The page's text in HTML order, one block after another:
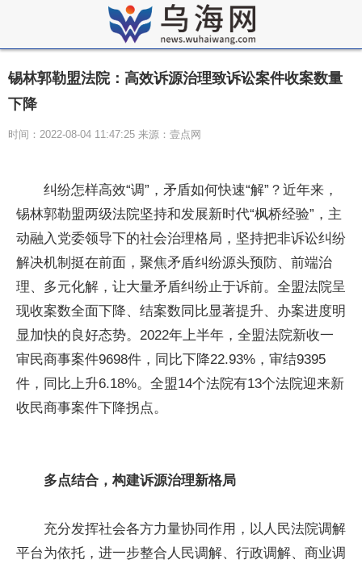
锡林郭勒盟法院：高效诉源治理致诉讼案件收案数量
下降
时间：2022-08-04 11:47:25 来源：壹点网
纠纷怎样高效“调”，矛盾如何快速“解”？近年来，
锡林郭勒盟两级法院坚持和发展新时代“枫桥经验”，主
动融入党委领导下的社会治理格局，坚持把非诉讼纠纷
解决机制挺在前面，聚焦矛盾纠纷源头预防、前端治
理、多元化解，让大量矛盾纠纷止于诉前。全盟法院呈
现收案数全面下降、结案数同比显著提升、办案进度明
显加快的良好态势。2022年上半年，全盟法院新收一
审民商事案件9698件，同比下降22.93%，审结9395
件，同比上升6.18%。全盟14个法院有13个法院迎来新
收民商事案件下降拐点。
多点结合，构建诉源治理新格局
充分发挥社会各方力量协同作用，以人民法院调解
平台为依托，进一步整合人民调解、行政调解、商业调